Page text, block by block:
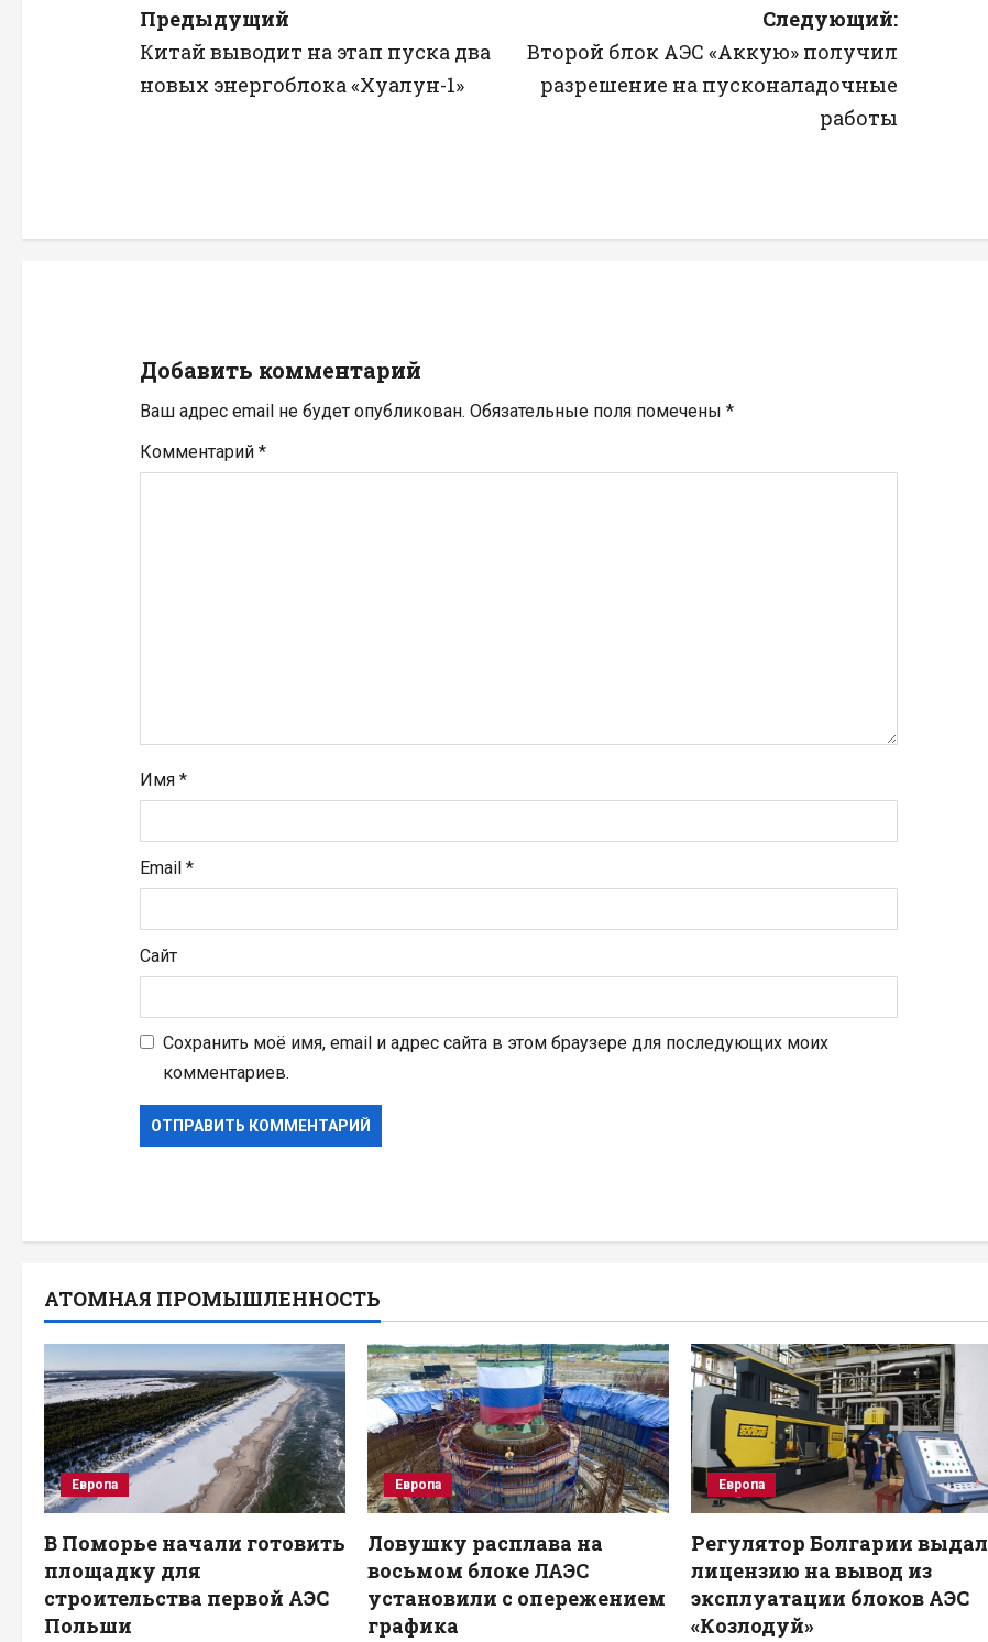
Н
а
а
я
п
о
я
м
Предыдущий
Китай выводит на этап пуска два
новых энергоблока «Хуалун-1»
Следующий:
Второй блок АЭС «Аккую» получил
разрешение на пусконаладочные
работы
Добавить комментарий
Ваш адрес email не будет опубликован. Обязательные поля помечены *
Комментарий *
Имя *
Email *
Сайт
Сохранить моё имя, email и адрес сайта в этом браузере для последующих моих
комментариев.
АТОМНАЯ ПРОМЫШЛЕННОСТЬ
Европа
В Поморье начали готовить
площадку для
строительства первой АЭС
Польши
Европа
Ловушку расплава на
восьмом блоке ЛАЭС
установили с опережением
графика
Европа
Регулятор Болгарии выдал
лицензию на вывод из
эксплуатации блоков АЭС
«Козлодуй»